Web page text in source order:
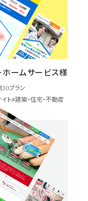
ホームサービス様
プラン
ト 建築・住宅・不動産